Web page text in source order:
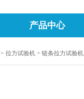
产品中心
>拉力试验机 >链条拉力试验机